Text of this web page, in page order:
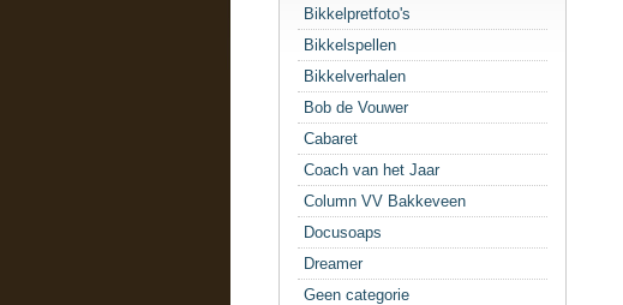
Bikkelpretfoto's
Bikkelspellen
Bikkelverhalen
Bob de Vouwer
Cabaret
Coach van het Jaar
Column VV Bakkeveen
Docusoaps
Dreamer
Geen categorie